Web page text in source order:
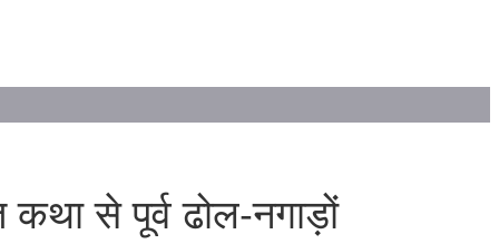
कथा से पूर्व ढोल-नगाड़ों